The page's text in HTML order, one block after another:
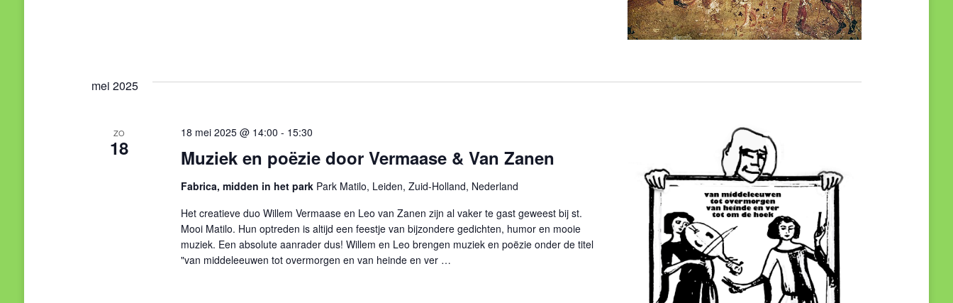
mei 2025
ZO
18 Muziek en poëzie door Vermaase & Van Zanen
18 mei 2025 @ 14:00 - 15:30
Fabrica, midden in het park Park Matilo, Leiden, Zuid-Holland, Nederland
Het creatieve duo Willem Vermaase en Leo van Zanen zijn al vaker te gast geweest bij st.
Mooi Matilo. Hun optreden is altijd een feestje van bijzondere gedichten, humor en mooie
muziek. Een absolute aanrader dus! Willem en Leo brengen muziek en poëzie onder de titel
"van middeleeuwen tot overmorgen en van heinde en ver …